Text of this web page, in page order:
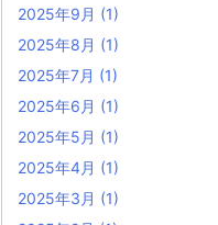
2025年9月 (1)
2025年8月 (1)
2025年7月 (1)
2025年6月 (1)
2025年5月 (1)
2025年4月 (1)
2025年3月 (1)